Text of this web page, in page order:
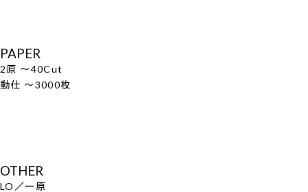
PAPER
2原 ～40Cut
動仕 ～3000枚
OTHER
LO／一原